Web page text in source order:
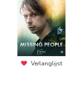
Verlanglijst